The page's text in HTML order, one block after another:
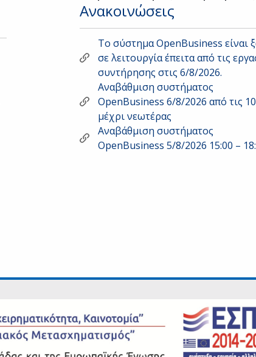
Ανακοινώσεις
Το σύστημα OpenBusiness είναι
σε λειτουργία έπειτα από τις
συντήρησης στις 6/8/2026.
Αναβάθμιση συστήματος
OpenBusiness 6/8/2026 από τις
μέχρι νεωτέρας
Αναβάθμιση συστήματος
OpenBusiness 5/8/2026 15:00 –